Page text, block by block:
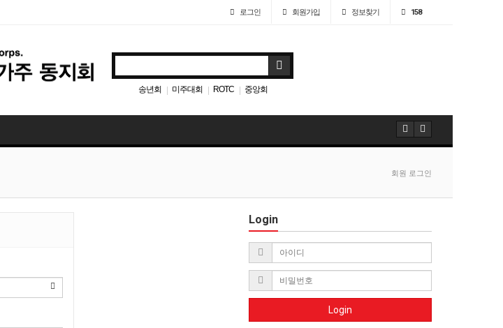
로그인 회원가입 정보찾기 158
송년회 | 미주대회 | ROTC | 중앙회
회원 로그인
Login
Login